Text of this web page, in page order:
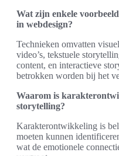
Wat zijn enkele
in webdesign?
Technieken omvatten
video’s, tekstuele
content, en interactieve
betrokken worden bij het
Waarom is
storytelling?
Karakterontwikkeling is
moeten kunnen
wat de emotionele